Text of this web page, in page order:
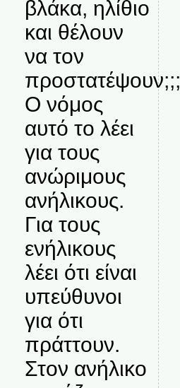
βλάκα, ηλίθιο
και θέλουν
να τον
προστατέψουν;;;
Ο νόμος
αυτό το λέει
για τους
ανώριμους
ανήλικους.
Για τους
ενήλικους
λέει ότι είναι
υπεύθυνοι
για ότι
πράττουν.
Στον ανήλικο